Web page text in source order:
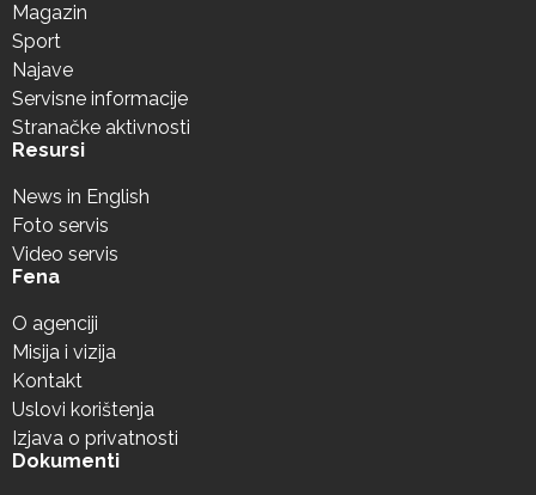
Magazin
Sport
Najave
Servisne informacije
Stranačke aktivnosti
Resursi
News in English
Foto servis
Video servis
Fena
O agenciji
Misija i vizija
Kontakt
Uslovi korištenja
Izjava o privatnosti
Dokumenti